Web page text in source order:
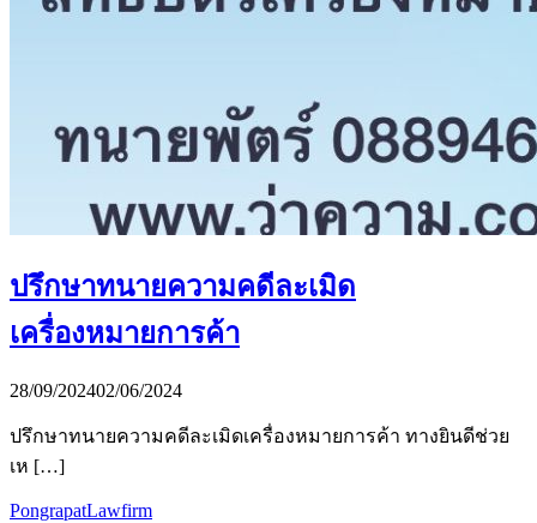
ปรึกษาทนายความคดีละเมิด
เครื่องหมายการค้า
28/09/202402/06/2024
ปรึกษาทนายความคดีละเมิดเครื่องหมายการค้า ทางยินดีช่วย
เห […]
PongrapatLawfirm